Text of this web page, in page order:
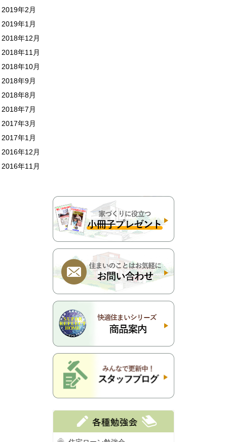
2019年2月
2019年1月
2018年12月
2018年11月
2018年10月
2018年9月
2018年8月
2018年7月
2017年3月
2017年1月
2016年12月
2016年11月